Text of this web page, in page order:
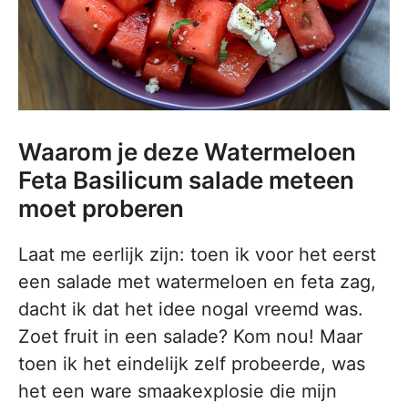
Waarom je deze Watermeloen
Feta Basilicum salade meteen
moet proberen
Laat me eerlijk zijn: toen ik voor het eerst
een salade met watermeloen en feta zag,
dacht ik dat het idee nogal vreemd was.
Zoet fruit in een salade? Kom nou! Maar
toen ik het eindelijk zelf probeerde, was
het een ware smaakexplosie die mijn